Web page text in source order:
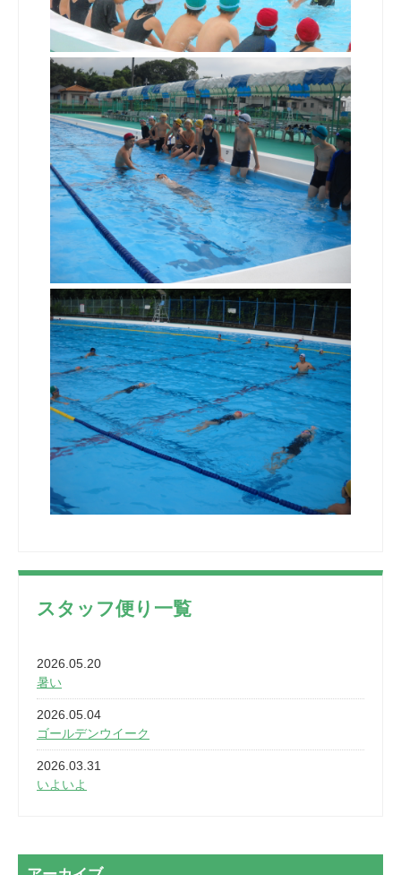
スタッフ便り一覧
2026.05.20
暑い
2026.05.04
ゴールデンウイーク
2026.03.31
いよいよ
2026.03.20